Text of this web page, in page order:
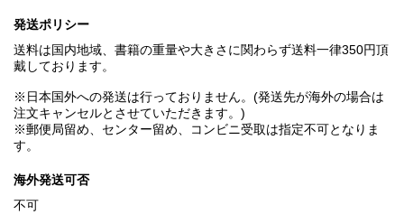
発送ポリシー
送料は国内地域、書籍の重量や大きさに関わらず送料一律350円頂
戴しております。
※日本国外への発送は行っておりません。(発送先が海外の場合は
注文キャンセルとさせていただきます。)
※郵便局留め、センター留め、コンビニ受取は指定不可となりま
す。
海外発送可否
不可